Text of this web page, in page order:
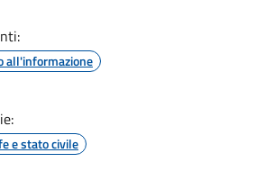
all'informazione
e stato civile